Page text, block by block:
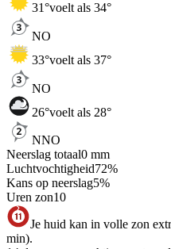
31°voelt als 34°
NO
33°voelt als 37°
NO
26°voelt als 28°
NNO
Neerslag totaal0 mm
Luchtvochtigheid72%
Kans op neerslag5%
Uren zon10
Je huid kan in volle zon
min).